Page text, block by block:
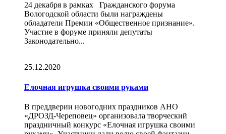
24 декабря в рамках Гражданского форума
Вологодской области были награждены
обладатели Премии «Общественное признание».
Участие в форуме приняли депутаты
Законодательно...
25.12.2020
Елочная игрушка своими руками
В преддверии новогодних праздников АНО
«ДРОЗД-Череповец» организовала творческий
праздничный конкурс «Елочная игрушка своими